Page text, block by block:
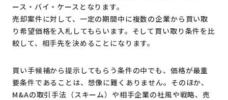
ース・バイ・ケースとなります。
売却案件に対して、一定の期間中に複数の企業から買い取
り希望価格を入札してもらいます。そして買い取り条件を比
較して、相手先を決めることになります。
買い手候補から提示してもらう条件の中でも、価格が最重
要条件であることは、想像に難くありません。そのほか、
M&Aの取引手法（スキーム）や相手企業の社風や戦略、売